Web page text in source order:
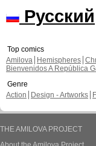
Русский
Top comics
Amilova
Hemispheres
Bienvenidos A República
Genre
Action
Design - Artworks
THE AMILOVA PROJECT